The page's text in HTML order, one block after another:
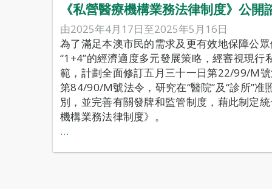
《私營醫療機構業務法律制度》公開
由2025年4月17日至2025年5月16日
為了滿足本澳市民的需求及更有效地保障公
“1+4”的經濟適度多元發展策略，經審視現行
範，計劃全面修訂五月三十一日第22/99/M
第84/90/M號法令，研究在“醫院”及“診所”准
別，並完善有關發牌和監管制度，藉此制定
機構業務法律制度》。
…